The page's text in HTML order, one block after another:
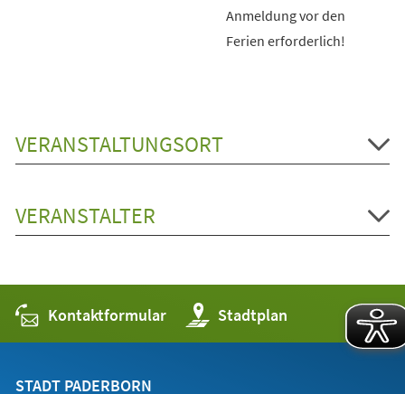
Anmeldung vor den
Ferien erforderlich!
VERANSTALTUNGSORT
VERANSTALTER
Kontaktformular Stadtplan
(Öffnet
in
einem
STADT PADERBORN